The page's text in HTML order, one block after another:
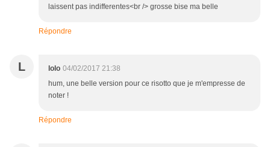
laissent pas indifferentes<br /> grosse bise ma belle
Répondre
L lolo 04/02/2017 21:38
hum, une belle version pour ce risotto que je m'empresse de
noter !
Répondre